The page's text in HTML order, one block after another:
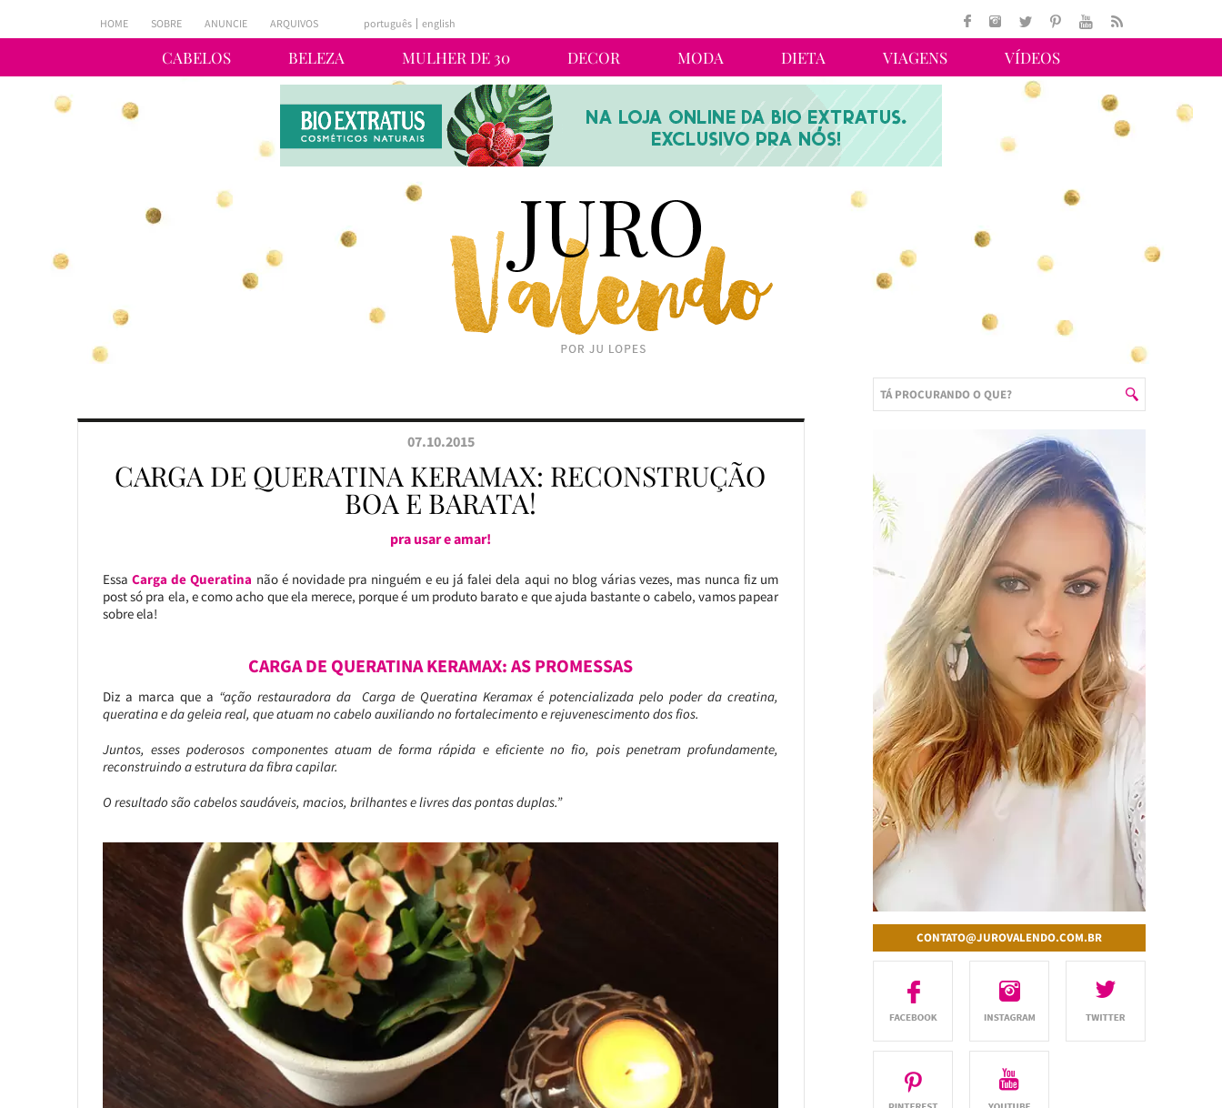
CABELOS BELEZA MULHER DE 30 DECOR MODA DIETA VIAGENS VÍDEOS
HOME SOBRE ANUNCIE ARQUIVOS português english
07.10.2015
CARGA DE QUERATINA KERAMAX: RECONSTRUÇÃO
BOA E BARATA!
pra usar e amar!
EssaCarga de Queratina não é novidade pra ninguém e eu já falei dela aqui no blog várias vezes, mas nunca fiz um
post só pra ela, e como acho que ela merece, porque é um produto barato e que ajuda bastante o cabelo, vamos papear
sobre ela!
CARGA DE QUERATINA KERAMAX: AS PROMESSAS
Diz a marca que a “ação restauradora da Carga de Queratina Keramax é potencializada pelo poder da creatina,
queratina e da geleia real, que atuam no cabelo auxiliando no fortalecimento e rejuvenescimento dos fios.
Juntos, esses poderosos componentes atuam de forma rápida e eficiente no fio, pois penetram profundamente,
reconstruindo a estrutura da fibra capilar.
O resultado são cabelos saudáveis, macios, brilhantes e livres das pontas duplas.”
CONTATO@JUROVALENDO.COM.BR